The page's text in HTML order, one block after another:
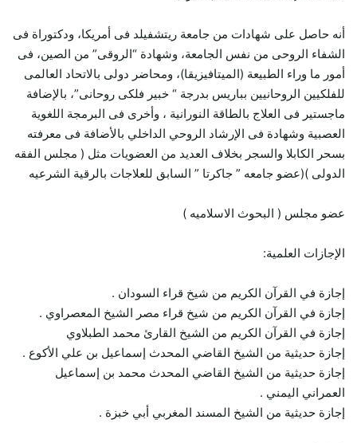
أنه حاصل على شهادات من جامعة ريتشفيلد فى أمريكا، ودكتوراة فى
الشفاء الروحى من نفس الجامعة، وشهادة “الروقى” من الصين، فى
أمور ما وراء الطبيعة (الميتافيزيقا)، ومحاضر دولى بالاتحاد العالمى
للفلكيين الروحانيين بباريس بدرجة “ خبير فلكى روحانى”، بالإضافة
ماجستير فى العلاج بالطاقة النورانية ، وأخرى فى البرمجة اللغوية
العصبية وشهادة فى الإرشاد الروحي الداخلي بالأضافة فى معرفته
بسحر الكابلا والسجر بخلاف العديد من العضويات مثل ( مجلس الفقه
الدولى )(عضو جامعه ” جاكرتا ” السابق للعلاجات بالرقية الشرعيه
عضو مجلس ( البحوث الاسلاميه )
الإجازات العلمية:
إجازة في القرآن الكريم من شيخ قراء السودان .
إجازة في القرآن الكريم من شيخ قراء مصر الشيخ المعصراوي .
إجازة في القرآن الكريم من الشيخ القارئ محمد الطبلاوي
إجازة حديثية من الشيخ القاضي المحدث إسماعيل بن علي الأكوع .
إجازة حديثية من الشيخ القاضي المحدث محمد بن إسماعيل
العمراني اليمني .
إجازة حديثية من الشيخ المسند المغربي أبي خبزة .